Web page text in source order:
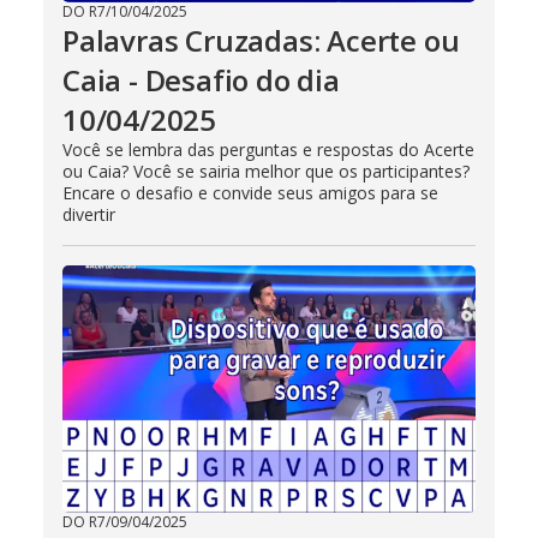
DO R7/10/04/2025
Palavras Cruzadas: Acerte ou
Caia - Desafio do dia
10/04/2025
Você se lembra das perguntas e respostas do Acerte
ou Caia? Você se sairia melhor que os participantes?
Encare o desafio e convide seus amigos para se
divertir
DO R7/09/04/2025